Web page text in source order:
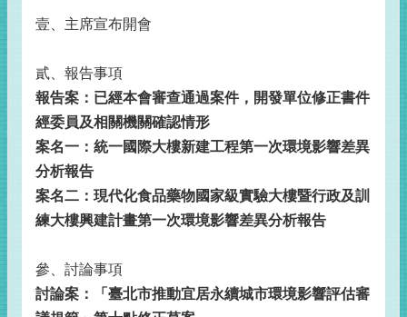
壹、主席宣布開會
貳、報告事項
報告案：已經本會審查通過案件，開發單位修正書件
經委員及相關機關確認情形
案名一：統一國際大樓新建工程第一次環境影響差異
分析報告
案名二：現代化食品藥物國家級實驗大樓暨行政及訓
練大樓興建計畫第一次環境影響差異分析報告
參、討論事項
討論案：「臺北市推動宜居永續城市環境影響評估審